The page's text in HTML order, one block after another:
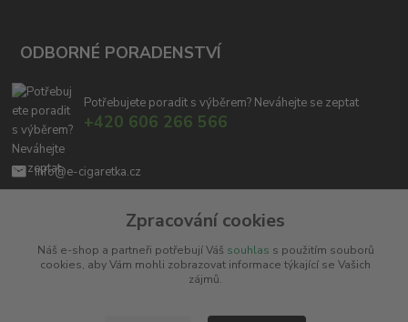
ODBORNÉ PORADENSTVÍ
Potřebujete poradit s výběrem? Neváhejte se zeptat
+420 606 266 566
info@e-cigaretka.cz
Zpracování cookies
Náš e-shop a partneři potřebují Váš souhlas s použitím souborů
cookies, aby Vám mohli zobrazovat informace týkající se Vašich
zájmů.